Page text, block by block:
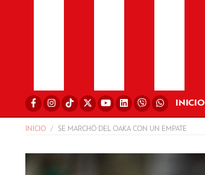
INICIO
INICIO SE MARCHÓ DEL OAKA CON UN EMPATE